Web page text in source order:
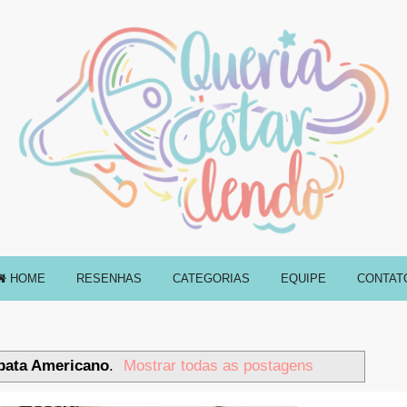
HOME RESENHAS CATEGORIAS EQUIPE
Americano. Mostrar todas as postagens